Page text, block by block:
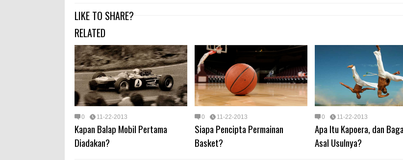
LIKE TO SHARE?
RELATED
0 11-22-2013
Kapan Balap Mobil Pertama
Diadakan?
0 11-22-2013
Siapa Pencipta Permainan
Basket?
0 11-22-2013
Apa Itu Kapoera, dan
Asal Usulnya?